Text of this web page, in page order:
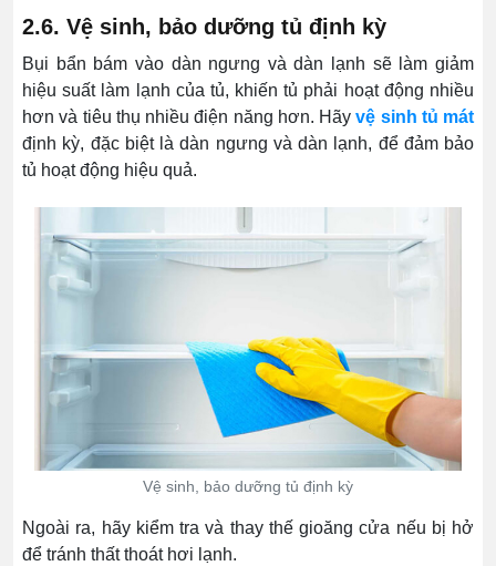
2.6. Vệ sinh, bảo dưỡng tủ định kỳ
Bụi bẩn bám vào dàn ngưng và dàn lạnh sẽ làm giảm
hiệu suất làm lạnh của tủ, khiến tủ phải hoạt động nhiều
hơn và tiêu thụ nhiều điện năng hơn. Hãyvệ sinh tủ mát
định kỳ, đặc biệt là dàn ngưng và dàn lạnh, để đảm bảo
tủ hoạt động hiệu quả.
Vệ sinh, bảo dưỡng tủ định kỳ
Ngoài ra, hãy kiểm tra và thay thế gioăng cửa nếu bị hở
để tránh thất thoát hơi lạnh.